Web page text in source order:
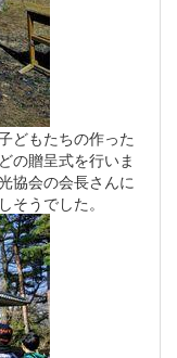
どもたちの作った
の贈呈式を行いま
協会の会長さんに
うでした。